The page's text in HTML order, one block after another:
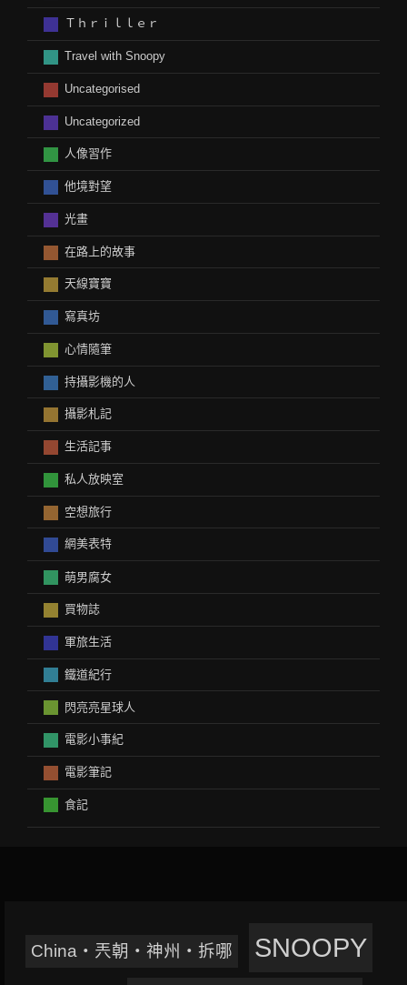
Ｔｈｒｉｌｌｅｒ
Travel with Snoopy
Uncategorised
Uncategorized
人像習作
他境對望
光畫
在路上的故事
天線寶寶
寫真坊
心情隨筆
持攝影機的人
攝影札記
生活記事
私人放映室
空想旅行
網美表特
萌男腐女
買物誌
軍旅生活
鐵道紀行
閃亮亮星球人
電影小事紀
電影筆記
食記
China‧兲朝‧神州‧拆哪 SNOOPY